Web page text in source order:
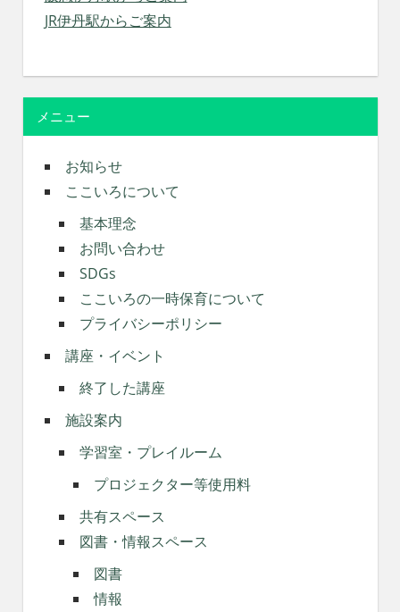
JR伊丹駅からご案内
メニュー
お知らせ
ここいろについて
基本理念
お問い合わせ
SDGs
ここいろの一時保育について
プライバシーポリシー
講座・イベント
終了した講座
施設案内
学習室・プレイルーム
プロジェクター等使用料
共有スペース
図書・情報スペース
図書
情報